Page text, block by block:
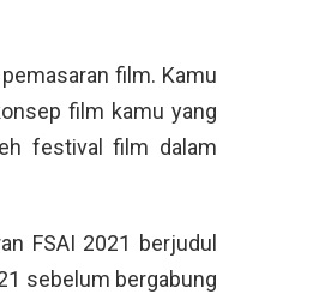
film. Kamu
film kamu yang
festival film dalam
FSAI 2021 berjudul
sebelum bergabung